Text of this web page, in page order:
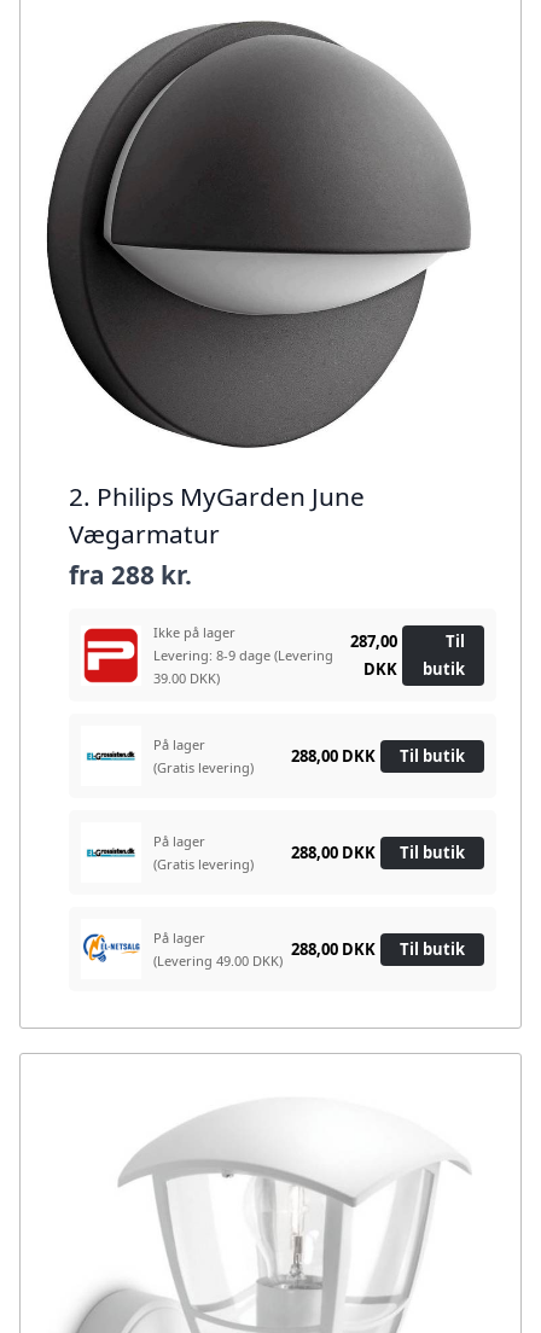
2. Philips MyGarden June
Vægarmatur
fra 288 kr.
Ikke på lager
Levering: 8-9 dage (Levering
39.00 DKK)
287,00
DKK
Til
butik
På lager
(Gratis levering)
288,00 DKK Til butik
På lager
(Gratis levering)
288,00 DKK Til butik
På lager
(Levering 49.00 DKK)
288,00 DKK Til butik